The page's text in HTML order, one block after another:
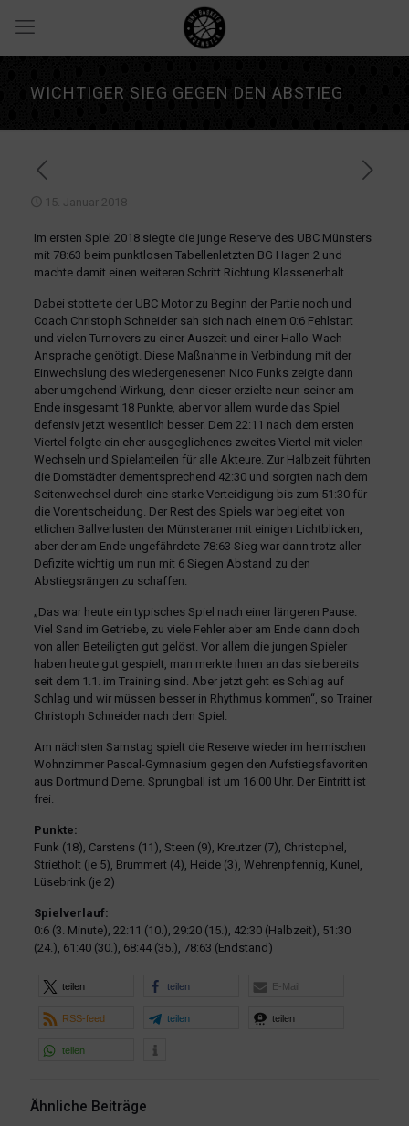
WICHTIGER SIEG GEGEN DEN ABSTIEG
15. Januar 2018
Im ersten Spiel 2018 siegte die junge Reserve des UBC Münsters
mit 78:63 beim punktlosen Tabellenletzten BG Hagen 2 und
machte damit einen weiteren Schritt Richtung Klassenerhalt.
Dabei stotterte der UBC Motor zu Beginn der Partie noch und
Coach Christoph Schneider sah sich nach einem 0:6 Fehlstart
und vielen Turnovers zu einer Auszeit und einer Hallo-Wach-
Ansprache genötigt. Diese Maßnahme in Verbindung mit der
Einwechslung des wiedergenesenen Nico Funks zeigte dann
aber umgehend Wirkung, denn dieser erzielte neun seiner am
Ende insgesamt 18 Punkte, aber vor allem wurde das Spiel
defensiv jetzt wesentlich besser. Dem 22:11 nach dem ersten
Viertel folgte ein eher ausgeglichenes zweites Viertel mit vielen
Wechseln und Spielanteilen für alle Akteure. Zur Halbzeit führten
die Domstädter dementsprechend 42:30 und sorgten nach dem
Seitenwechsel durch eine starke Verteidigung bis zum 51:30 für
die Vorentscheidung. Der Rest des Spiels war begleitet von
etlichen Ballverlusten der Münsteraner mit einigen Lichtblicken,
aber der am Ende ungefährdete 78:63 Sieg war dann trotz aller
Defizite wichtig um nun mit 6 Siegen Abstand zu den
Abstiegsrängen zu schaffen.
„Das war heute ein typisches Spiel nach einer längeren Pause.
Viel Sand im Getriebe, zu viele Fehler aber am Ende dann doch
von allen Beteiligten gut gelöst. Vor allem die jungen Spieler
haben heute gut gespielt, man merkte ihnen an das sie bereits
seit dem 1.1. im Training sind. Aber jetzt geht es Schlag auf
Schlag und wir müssen besser in Rhythmus kommen“, so Trainer
Christoph Schneider nach dem Spiel.
Am nächsten Samstag spielt die Reserve wieder im heimischen
Wohnzimmer Pascal-Gymnasium gegen den Aufstiegsfavoriten
aus Dortmund Derne. Sprungball ist um 16:00 Uhr. Der Eintritt ist
frei.
Punkte:
Funk (18), Carstens (11), Steen (9), Kreutzer (7), Christophel,
Strietholt (je 5), Brummert (4), Heide (3), Wehrenpfennig, Kunel,
Lüsebrink (je 2)
Spielverlauf:
0:6 (3. Minute), 22:11 (10.), 29:20 (15.), 42:30 (Halbzeit), 51:30
(24.), 61:40 (30.), 68:44 (35.), 78:63 (Endstand)
teilen teilen E-Mail
RSS-feed teilen teilen
teilen
Ähnliche Beiträge